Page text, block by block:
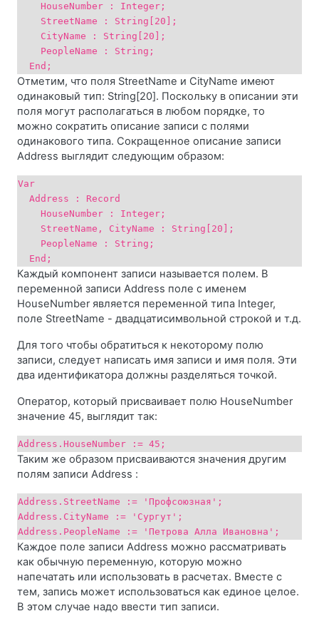
HouseNumber : Integer;
StreetName : String[20];
CityName : String[20];
PeopleName : String;
End;
Отметим, что поля StreetName и CityName имеют
одинаковый тип: String[20]. Поскольку в описании эти
поля могут располагаться в любом порядке, то
можно сократить описание записи с полями
одинакового типа. Сокращенное описание записи
Address выглядит следующим образом:
Var
Address : Record
HouseNumber : Integer;
StreetName, CityName : String[20];
PeopleName : String;
End;
Каждый компонент записи называется полем. В
переменной записи Address поле с именем
HouseNumber является переменной типа Integer,
поле StreetName - двадцатисимвольной строкой и т.д.
Для того чтобы обратиться к некоторому полю
записи, следует написать имя записи и имя поля. Эти
два идентификатора должны разделяться точкой.
Оператор, который присваивает полю HouseNumber
значение 45, выглядит так:
Address.HouseNumber := 45;
Таким же образом присваиваются значения другим
полям записи Address :
Address.StreetName := 'Профсоюзная';
Address.CityName := 'Сургут';
Address.PeopleName := 'Петрова Алла Ивановна';
Каждое поле записи Address можно рассматривать
как обычную переменную, которую можно
напечатать или использовать в расчетах. Вместе с
тем, запись может использоваться как единое целое.
В этом случае надо ввести тип записи.